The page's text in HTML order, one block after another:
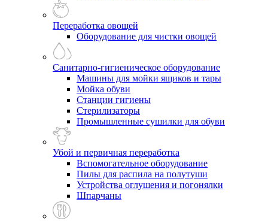
Переработка овощей
Оборудование для чистки овощей
Санитарно-гигиеническое оборудование
Машины для мойки ящиков и тары
Мойка обуви
Станции гигиены
Стерилизаторы
Промышленные сушилки для обуви
Убой и первичная переработка
Вспомогательное оборудование
Пилы для распила на полутуши
Устройства оглушения и погонялки
Шпарчаны